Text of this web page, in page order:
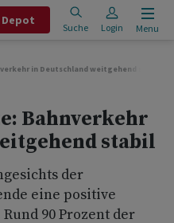
Depot
Suche Login Menu
in Deutschland weitgehend stabil
Bahnverkehr
stabil
der
eine positive
90 Prozent der